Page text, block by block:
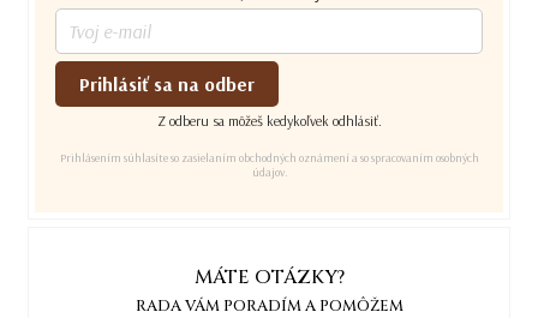
Prihlásiť sa na odber
Z odberu sa môžeš kedykoľvek odhlásiť.
Prihlásením súhlasíte so zasielaním obchodných oznámení a so spracovaním osobných
údajov.
MÁTE OTÁZKY?
RADA VÁM PORADÍM A POMÔŽEM